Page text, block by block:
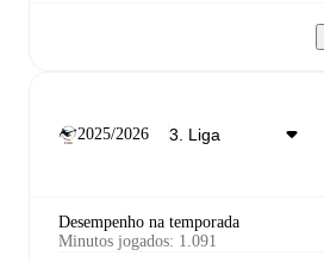
2025/2026
Desempenho na temporada
Minutos jogados: 1.091